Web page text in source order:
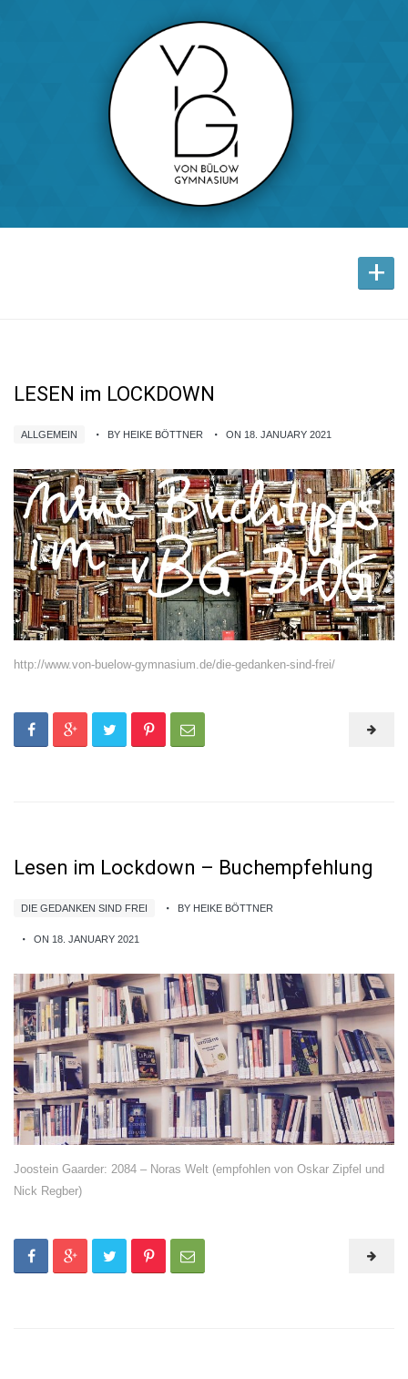
+
LESEN im LOCKDOWN
ALLGEMEIN BY HEIKE BÖTTNER ON 18. JANUARY 2021
http://www.von-buelow-gymnasium.de/die-gedanken-sind-frei/
Lesen im Lockdown – Buchempfehlung
DIE GEDANKEN SIND FREI BY HEIKE BÖTTNER
ON 18. JANUARY 2021
Joostein Gaarder: 2084 – Noras Welt (empfohlen von Oskar Zipfel und
Nick Regber)